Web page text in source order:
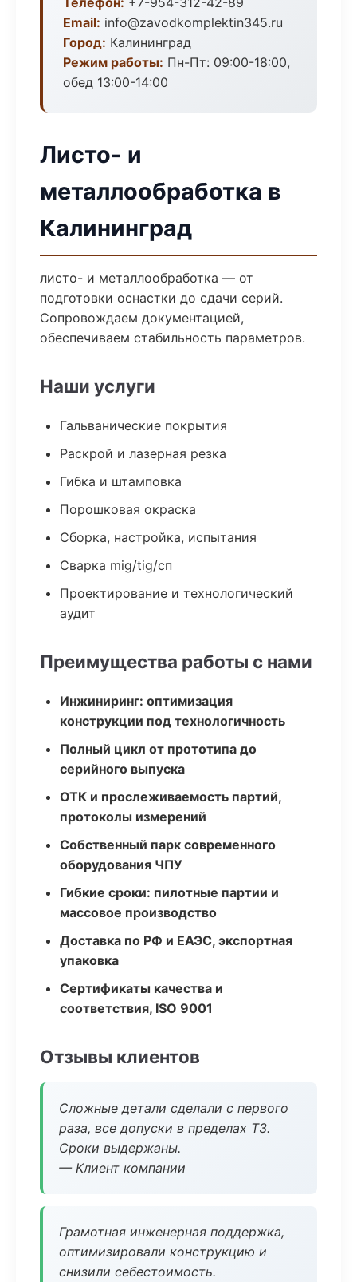
Email: info@zavodkomplektin345.ru
Город: Калининград
Режим работы: Пн-Пт: 09:00-18:00,
обед 13:00-14:00
Листо- и
металлообработка в
Калининград
листо- и металлообработка — от
подготовки оснастки до сдачи серий.
Сопровождаем документацией,
обеспечиваем стабильность параметров.
Наши услуги
Гальванические покрытия
Раскрой и лазерная резка
Гибка и штамповка
Порошковая окраска
Сборка, настройка, испытания
Сварка mig/tig/сп
Проектирование и технологический
аудит
Преимущества работы с нами
Инжиниринг: оптимизация
конструкции под технологичность
Полный цикл от прототипа до
серийного выпуска
ОТК и прослеживаемость партий,
протоколы измерений
Собственный парк современного
оборудования ЧПУ
Гибкие сроки: пилотные партии и
массовое производство
Доставка по РФ и ЕАЭС, экспортная
упаковка
Сертификаты качества и
соответствия, ISO 9001
Отзывы клиентов
Сложные детали сделали с первого
раза, все допуски в пределах ТЗ.
Сроки выдержаны.
— Клиент компании
Грамотная инженерная поддержка,
оптимизировали конструкцию и
снизили себестоимость.